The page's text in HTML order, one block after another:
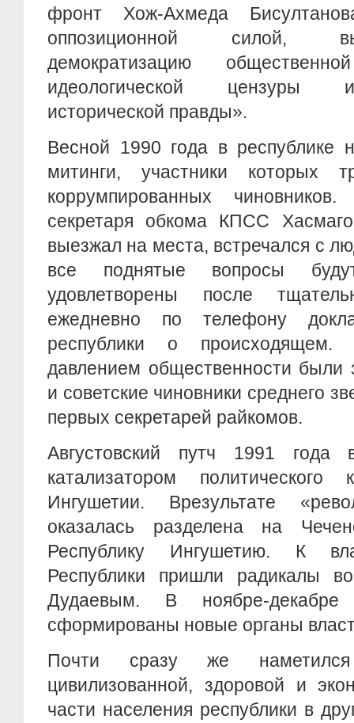
фронт Хож-Ахмеда
оппозиционной силой,
демократизацию
идеологической цензуры
исторической правды».
Весной 1990 года в республике
митинги, участники которых
коррумпированных
секретаря обкома КПСС
выезжал на места, встречался с
все поднятые вопросы
удовлетворены после
ежедневно по телефону
республики о
давлением общественности были
и советские чиновники среднего
первых секретарей райкомов.
Августовский путч 1991 года
катализатором
Ингушетии. Врезультате
оказалась разделена на
Республику Ингушетию. К
Республики пришли радикалы
Дудаевым. В ноябре-
сформированы новые органы
Почти сразу же
цивилизованной, здоровой и
части населения республики в